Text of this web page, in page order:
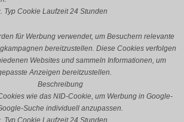
Typ Cookie Laufzeit 24 Stunden
für Werbung verwendet, um Besuchern relevante
bereitzustellen. Diese Cookies verfolgen
Websites und sammeln Informationen, um
Anzeigen bereitzustellen.
Beschreibung
wie das NID-Cookie, um Werbung in Google-
Suche individuell anzupassen.
Typ Cookie Laufzeit 24 Stunden